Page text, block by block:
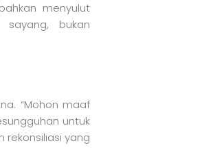
menyulut
bukan
“Mohon maaf
untuk
rekonsiliasi yang